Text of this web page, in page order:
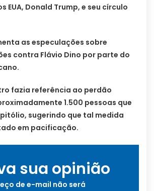
EUA, Donald Trump, e seu círculo
as especulações sobre
contra Flávio Dino por parte do
fazia referência ao perdão
1.500 pessoas que
sugerindo que tal medida
em pacificação.
sua opinião
de e-mail não será